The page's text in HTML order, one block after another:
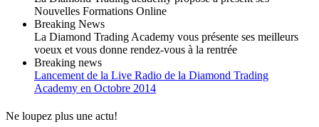
Nouvelles Formations Online
Breaking News
La Diamond Trading Academy vous présente ses meilleurs
voeux et vous donne rendez-vous à la rentrée
Breaking news
Lancement de la Live Radio de la Diamond Trading
Academy en Octobre 2014
Ne loupez plus une actu!